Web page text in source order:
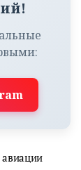
авиации